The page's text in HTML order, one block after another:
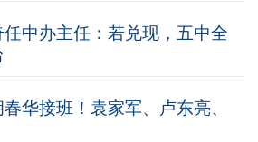
中办主任：若兑现，五中全
华接班！袁家军、卢东亮、